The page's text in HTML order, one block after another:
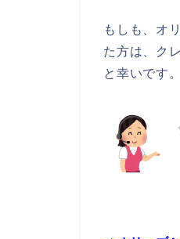
もしも、オ
た方は、ク
と幸いです。